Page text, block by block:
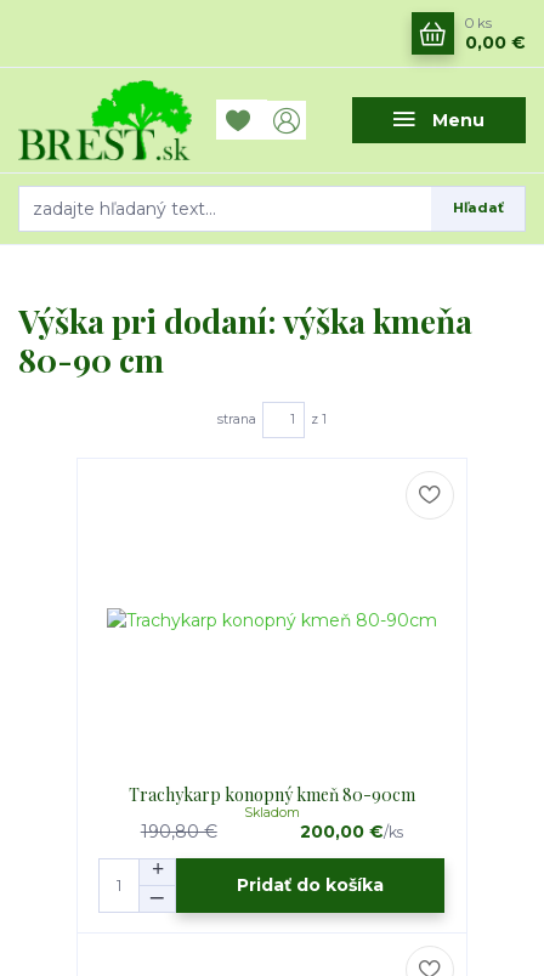
Menu
Hľadať
0 ks
0,00 €
Výška pri dodaní: výška kmeňa
80-90 cm
strana z 1
Trachykarp konopný kmeň 80-90cm
190,80 € 200,00 €/ks
Skladom
Pridať do košíka